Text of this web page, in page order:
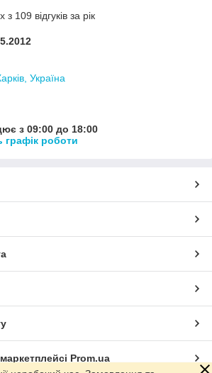
109 відгуків за рік
Україна
з 09:00 до 18:00
графік роботи
Prom.ua